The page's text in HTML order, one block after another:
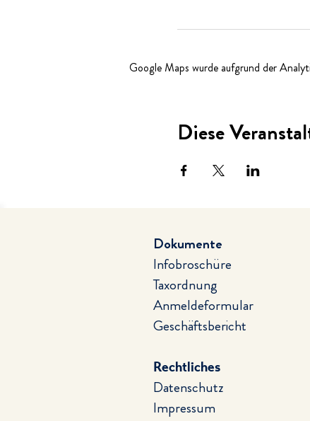
Google Maps wurde aufgrund der
Diese
Dokumente
Infobroschüre
Taxordnung
Anmeldeformular
Geschäftsbericht
Rechtliches
Datenschutz
Impressum